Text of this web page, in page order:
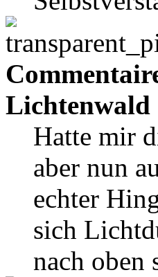
Lichtenwald
Hatte mir
aber nun
echter
sich
nach oben